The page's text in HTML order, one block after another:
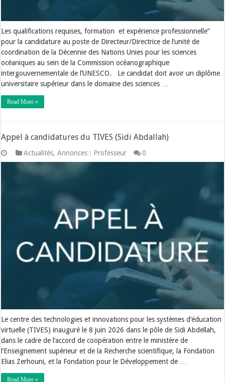
Les qualifications requises, formation et expérience professionnelle”
pour la candidature au poste de Directeur/Directrice de l’unité de
coordination de la Décennie des Nations Unies pour les sciences
océaniques au sein de la Commission océanographique
intergouvernementale de l’UNESCO. Le candidat doit avoir un diplôme
universitaire supérieur dans le domaine des sciences …
Read More »
Appel à candidatures du TIVES (Sidi Abdallah)
Actualités,Annonces : Professeur 0
Le centre des technologies et innovations pour les systèmes d’éducation
virtuelle (TIVES) inauguré le 8 juin 2026 dans le pôle de Sidi Abdellah,
dans le cadre de l’accord de coopération entre le ministère de
l’Enseignement supérieur et de la Recherche scientifique, la Fondation
Elias Zerhouni, et la Fondation pour le Développement de …
Read More »